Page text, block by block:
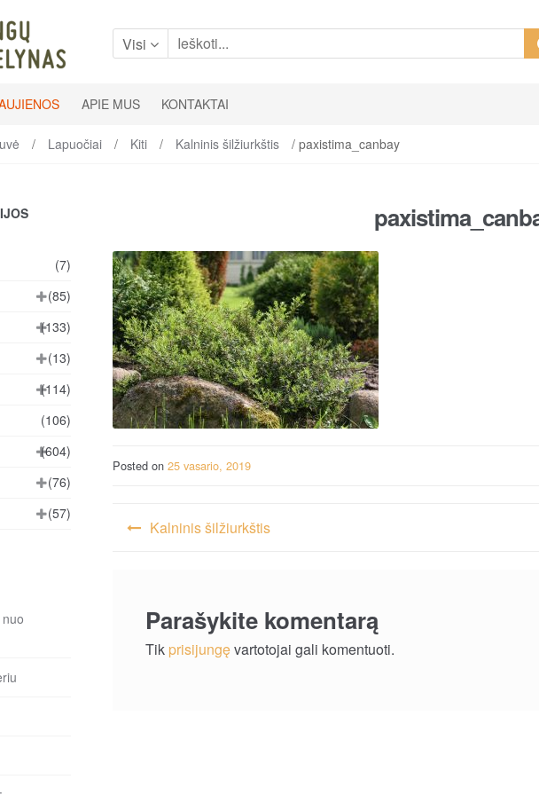
Visi
APIE MUS KONTAKTAI
/ Lapuočiai / Kiti / Kalninis šilžiurkštis / paxistima_canbay
Posted on25 vasario, 2019
Navigacija
Kalninis šilžiurkštis
Parašykite komentarą
Tik prisijungęvartotojai gali komentuoti.
(7)
(85)
(133)
(13)
(114)
(106)
(604)
(76)
(57)